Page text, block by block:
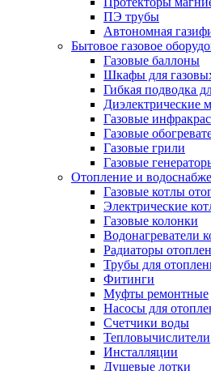
ПЭ трубы
Автономная
Бытовое газовое
Газовые баллоны
Шкафы для
Гибкая подводка
Диэлектрические
Газовые
Газовые
Газовые грили
Газовые
Отопление и
Газовые котлы
Электрические
Газовые колонки
Водонагреватели
Радиаторы
Трубы для
Фитинги
Муфты ремонтные
Насосы для
Счетчики воды
Тепловычислители
Инсталляции
Душевые лотки